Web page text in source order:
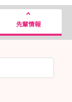
先輩情報